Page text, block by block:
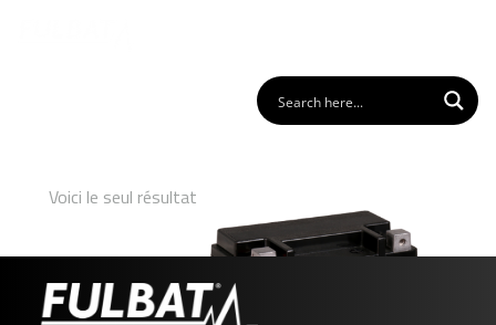
Voici le seul résultat